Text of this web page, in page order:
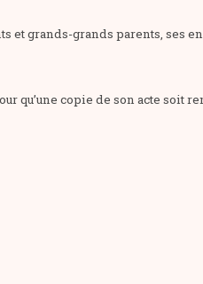
et grands-grands parents, ses
qu’une copie de son acte soit